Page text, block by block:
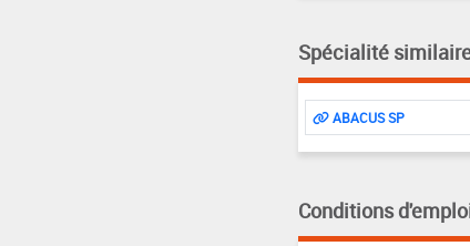
Spécialité
ABACUS SP
Conditions